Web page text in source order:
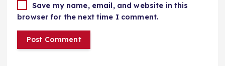
Save my name, email, and website in this
browser for the next time I comment.